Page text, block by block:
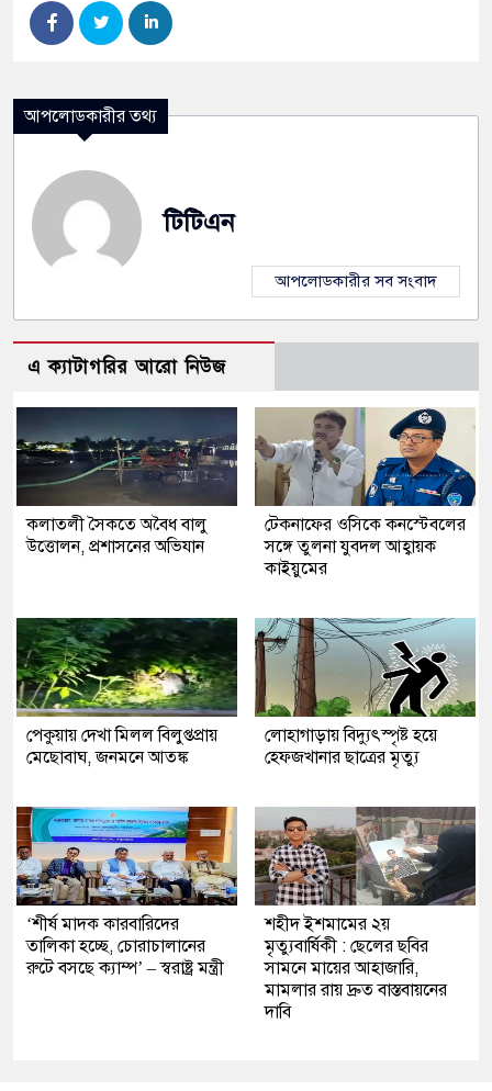
আপলোডকারীর তথ্য
টিটিএন
আপলোডকারীর সব সংবাদ
এ ক্যাটাগরির আরো নিউজ
কলাতলী সৈকতে অবৈধ বালু
উত্তোলন, প্রশাসনের অভিযান
টেকনাফের ওসিকে কনস্টেবলের
সঙ্গে তুলনা যুবদল আহ্বায়ক
কাইয়ুমের
পেকুয়ায় দেখা মিলল বিলুপ্তপ্রায়
মেছোবাঘ, জনমনে আতঙ্ক
লোহাগাড়ায় বিদ্যুৎস্পৃষ্ট হয়ে
হেফজখানার ছাত্রের মৃত্যু
‘শীর্ষ মাদক কারবারিদের
তালিকা হচ্ছে, চোরাচালানের
রুটে বসছে ক্যাম্প’ – স্বরাষ্ট্র মন্ত্রী
শহীদ ইশমামের ২য়
মৃত্যুবার্ষিকী : ছেলের ছবির
সামনে মায়ের আহাজারি,
মামলার রায় দ্রুত বাস্তবায়নের
দাবি